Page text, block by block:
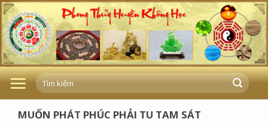
Skip
to
content
MUỐN PHÁT PHÚC PHẢI TU TAM SÁT